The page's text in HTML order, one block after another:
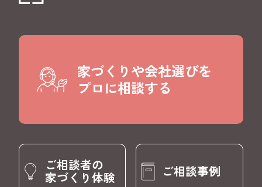
家づくりや会社選びを
プロに相談する
ご相談者の
家づくり体験 ご相談事例